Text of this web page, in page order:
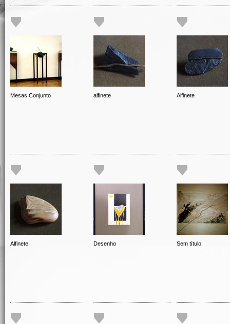
Mesas Conjunto alfinete Alfinete
Alfinete Desenho Sem título